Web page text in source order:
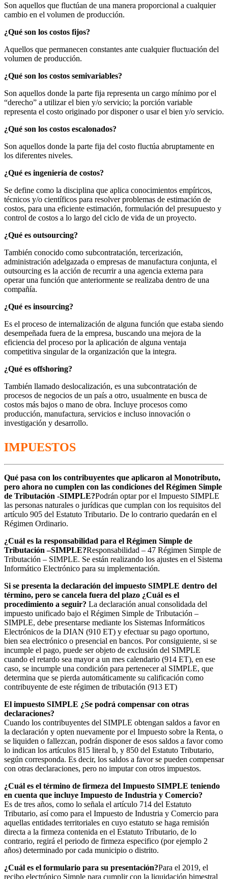
Son aquellos que fluctúan de una manera proporcional a cualquier
cambio en el volumen de producción.
¿Qué son los costos fijos?
Aquellos que permanecen constantes ante cualquier fluctuación del
volumen de producción.
¿Qué son los costos semivariables?
Son aquellos donde la parte fija representa un cargo mínimo por el
“derecho” a utilizar el bien y/o servicio; la porción variable
representa el costo originado por disponer o usar el bien y/o servicio.
¿Qué son los costos escalonados?
Son aquellos donde la parte fija del costo fluctúa abruptamente en
los diferentes niveles.
¿Qué es ingeniería de costos?
Se define como la disciplina que aplica conocimientos empíricos,
técnicos y/o científicos para resolver problemas de estimación de
costos, para una eficiente estimación, formulación del presupuesto y
control de costos a lo largo del ciclo de vida de un proyecto.
¿Qué es outsourcing?
También conocido como subcontratación, tercerización,
administración adelgazada o empresas de manufactura conjunta, el
outsourcing es la acción de recurrir a una agencia externa para
operar una función que anteriormente se realizaba dentro de una
compañía.
¿Qué es insourcing?
Es el proceso de internalización de alguna función que estaba siendo
desempeñada fuera de la empresa, buscando una mejora de la
eficiencia del proceso por la aplicación de alguna ventaja
competitiva singular de la organización que la integra.
¿Qué es offshoring?
También llamado deslocalización, es una subcontratación de
procesos de negocios de un país a otro, usualmente en busca de
costos más bajos o mano de obra. Incluye procesos como
producción, manufactura, servicios e incluso innovación o
investigación y desarrollo.
IMPUESTOS
Qué pasa con los contribuyentes que aplicaron al Monotributo,
pero ahora no cumplen con las condiciones del Régimen Simple
de Tributación -SIMPLE?Podrán optar por el Impuesto SIMPLE
las personas naturales o jurídicas que cumplan con los requisitos del
artículo 905 del Estatuto Tributario. De lo contrario quedarán en el
Régimen Ordinario.
¿Cuál es la responsabilidad para el Régimen Simple de
Tributación –SIMPLE?Responsabilidad – 47 Régimen Simple de
Tributación – SIMPLE. Se están realizando los ajustes en el Sistema
Informático Electrónico para su implementación.
Si se presenta la declaración del impuesto SIMPLE dentro del
término, pero se cancela fuera del plazo ¿Cuál es el
procedimiento a seguir? La declaración anual consolidada del
impuesto unificado bajo el Régimen Simple de Tributación –
SIMPLE, debe presentarse mediante los Sistemas Informáticos
Electrónicos de la DIAN (910 ET) y efectuar su pago oportuno,
bien sea electrónico o presencial en bancos. Por consiguiente, si se
incumple el pago, puede ser objeto de exclusión del SIMPLE
cuando el retardo sea mayor a un mes calendario (914 ET), en ese
caso, se incumple una condición para pertenecer al SIMPLE, que
determina que se pierda automáticamente su calificación como
contribuyente de este régimen de tributación (913 ET)
El impuesto SIMPLE ¿Se podrá compensar con otras
declaraciones?
Cuando los contribuyentes del SIMPLE obtengan saldos a favor en
la declaración y opten nuevamente por el Impuesto sobre la Renta, o
se liquiden o fallezcan, podrán disponer de esos saldos a favor como
lo indican los artículos 815 literal b, y 850 del Estatuto Tributario,
según corresponda. Es decir, los saldos a favor se pueden compensar
con otras declaraciones, pero no imputar con otros impuestos.
¿Cuál es el término de firmeza del Impuesto SIMPLE teniendo
en cuenta que incluye Impuesto de Industria y Comercio?
Es de tres años, como lo señala el artículo 714 del Estatuto
Tributario, así como para el Impuesto de Industria y Comercio para
aquellas entidades territoriales en cuyo estatuto se haga remisión
directa a la firmeza contenida en el Estatuto Tributario, de lo
contrario, regirá el periodo de firmeza especifico (por ejemplo 2
años) determinado por cada municipio o distrito.
¿Cuál es el formulario para su presentación?Para el 2019, el
recibo electrónico Simple para cumplir con la liquidación bimestral